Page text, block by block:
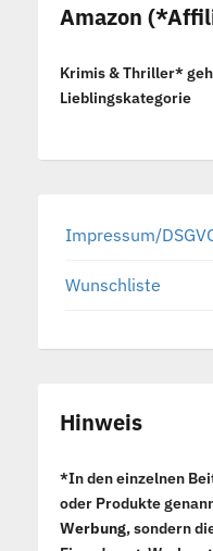
Amazon
Krimis & Thriller*
Lieblingskategorie
Impressum/
Wunschliste
Hinweis
*In den einzelnen
oder Produkte
Werbung, sondern